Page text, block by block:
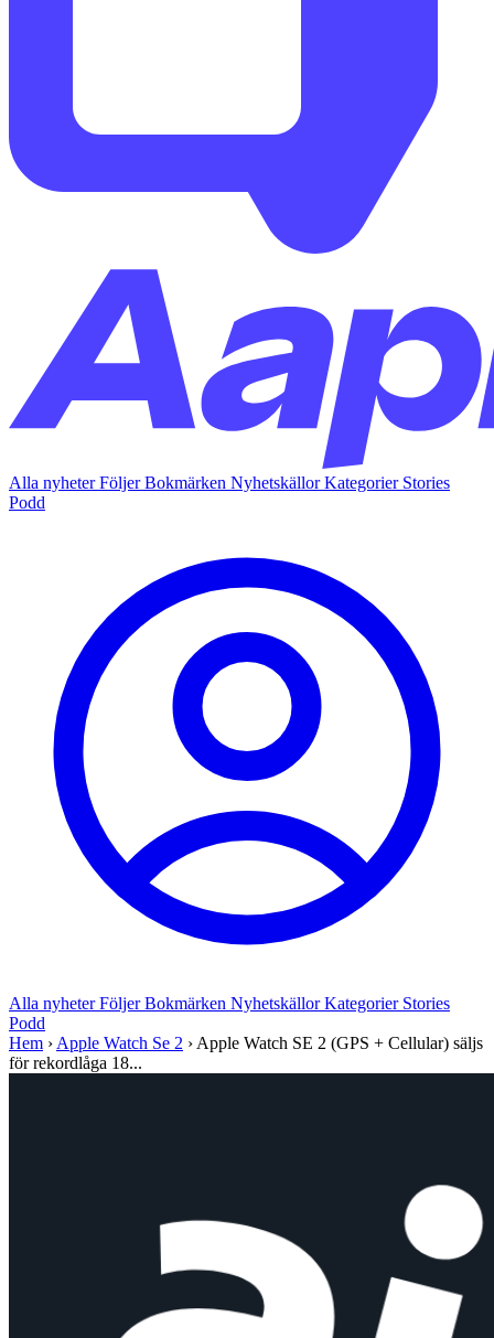
Alla nyheterFöljerBokmärken NyhetskällorKategorier Stories
Podd
Alla nyheterFöljerBokmärken NyhetskällorKategorier Stories
Podd
Hem › Apple Watch Se 2 › Apple Watch SE 2 (GPS + Cellular) säljs
för rekordlåga 18...